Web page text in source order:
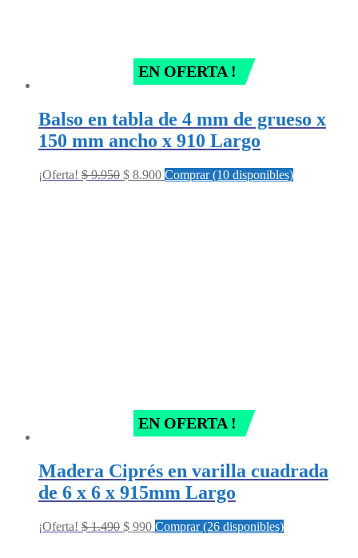
EN OFERTA !
Balso en tabla de 4 mm de grueso x
150 mm ancho x 910 Largo
¡Oferta! $9.950 Original
$ 8.900Current
Comprar (10 disponibles)
EN OFERTA !
Madera Ciprés en varilla cuadrada
de 6 x 6 x 915mm Largo
¡Oferta! $1.490 Original
$ 990Current
Comprar (26 disponibles)